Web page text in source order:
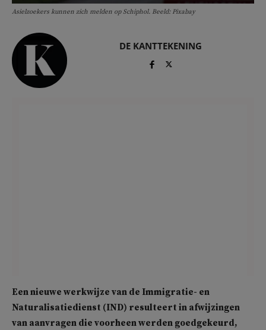
Asielzoekers kunnen zich melden op Schiphol. Beeld: Pixabay
DE KANTTEKENING
Een nieuwe werkwijze van de Immigratie- en
Naturalisatiedienst (IND) resulteert in afwijzingen
van aanvragen die voorheen werden goedgekeurd,